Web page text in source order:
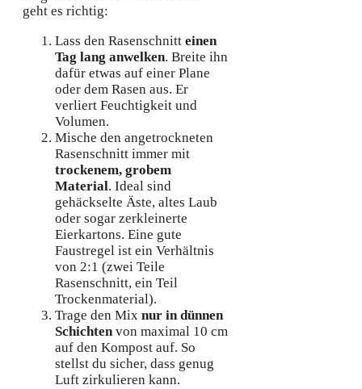
geht es richtig:
Lass den Rasenschnitt einen
Tag lang anwelken. Breite ihn
dafür etwas auf einer Plane
oder dem Rasen aus. Er
verliert Feuchtigkeit und
Volumen.
Mische den angetrockneten
Rasenschnitt immer mit
trockenem, grobem
Material. Ideal sind
gehäckselte Äste, altes Laub
oder sogar zerkleinerte
Eierkartons. Eine gute
Faustregel ist ein Verhältnis
von 2:1 (zwei Teile
Rasenschnitt, ein Teil
Trockenmaterial).
Trage den Mix nur in dünnen
Schichtenvon maximal 10 cm
auf den Kompost auf. So
stellst du sicher, dass genug
Luft zirkulieren kann.